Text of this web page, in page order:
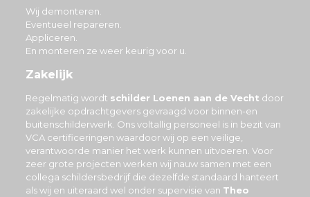
Wij demonteren.
Eventueel repareren.
Appliceren.
En monteren ze weer keurig voor u.
Zakelijk
Regelmatig wordt schilder Loenen aan de Vecht door
zakelijke opdrachtgevers gevraagd voor binnen-en
buitenschilderwerk. Ons voltallig personeel is in bezit van
VCA certificeringen waardoor wij op een veilige,
verantwoorde manier het werk kunnen uitvoeren. Voor
zeer grote projecten werken wij nauw samen met een
collega schildersbedrijf die dezelfde standaard hanteert
als wij en uiteraard wel onder supervisie van Theo